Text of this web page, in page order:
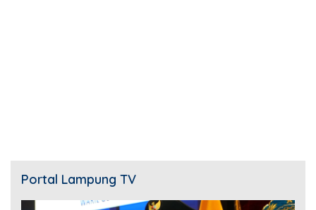
Portal Lampung TV